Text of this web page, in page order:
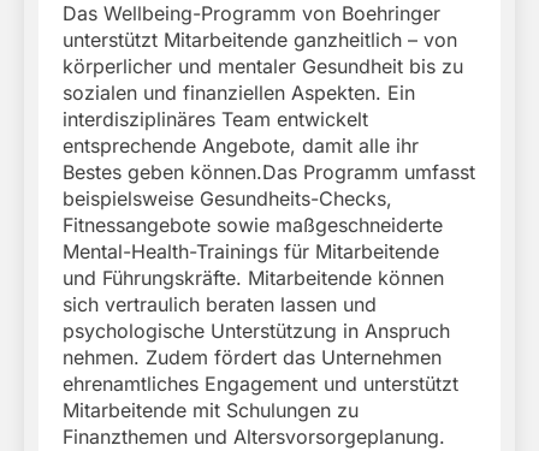
Das Wellbeing-Programm von Boehringer
unterstützt Mitarbeitende ganzheitlich – von
körperlicher und mentaler Gesundheit bis zu
sozialen und finanziellen Aspekten. Ein
interdisziplinäres Team entwickelt
entsprechende Angebote, damit alle ihr
Bestes geben können.Das Programm umfasst
beispielsweise Gesundheits-Checks,
Fitnessangebote sowie maßgeschneiderte
Mental-Health-Trainings für Mitarbeitende
und Führungskräfte. Mitarbeitende können
sich vertraulich beraten lassen und
psychologische Unterstützung in Anspruch
nehmen. Zudem fördert das Unternehmen
ehrenamtliches Engagement und unterstützt
Mitarbeitende mit Schulungen zu
Finanzthemen und Altersvorsorgeplanung.